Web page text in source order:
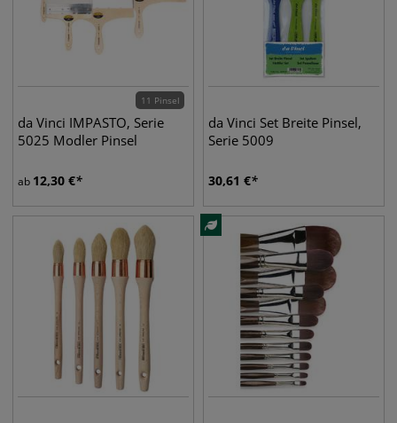
11 Pinsel
da Vinci IMPASTO, Serie
5025 Modler Pinsel
ab 12,30 €
da Vinci Set Breite Pinsel,
Serie 5009
30,61 €